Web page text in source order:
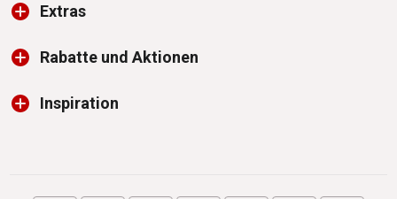
Extras
Rabatte und Aktionen
Inspiration